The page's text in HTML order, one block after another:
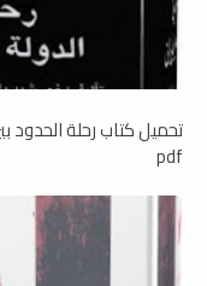
تحميل كتاب رحلة الحدود
pdf